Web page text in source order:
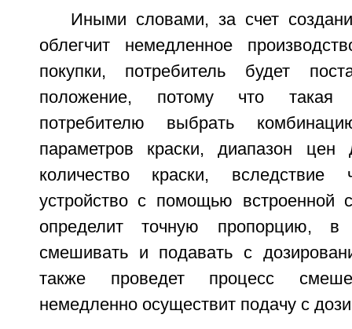
Иными словами, за счет
облегчит немедленное
покупки, потребитель будет
положение, потому что такая
потребителю выбрать
параметров краски, диапазон
количество краски, вследствие
устройство с помощью встроенной
определит точную пропорцию, в
смешивать и подавать с
также проведет процесс
немедленно осуществит подачу с